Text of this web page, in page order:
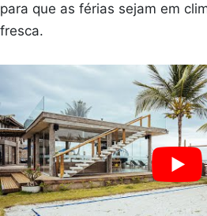
para que as férias sejam em
fresca.